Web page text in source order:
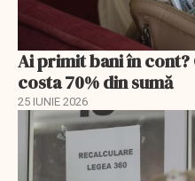
Ai primit bani în cont?
costa 70% din sumă
25 IUNIE 2026